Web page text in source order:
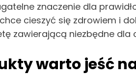
znaczenie dla
cieszyć się zdrowiem i
zawierającą niezbędne dla
warto jeść